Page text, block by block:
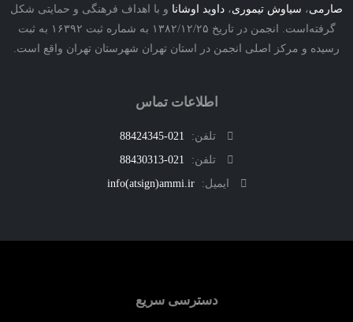
،سیاوش تیموری،داوید اوشاناو با اهداف فرهنگی و حمایتی شکل
گرفته‌است. انجمن در تاریخ ۱۳۸۲/۱۲/۲۵ به شماره ثبت ۱۶۳۹۲ به ثبت
و مرکز اصلی انجمن در استان تهران شهرستان تهران واقع است.
اطلاعات تماس
تلفن:
021-88424345
تلفن:
021-88430313
ایمیل:
info(atsign)ammi.ir
دسترسی سریع